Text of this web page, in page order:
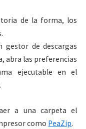
de la forma, los
gestor de descargas
abra las preferencias
ejecutable en el
a una carpeta el
como PeaZip.